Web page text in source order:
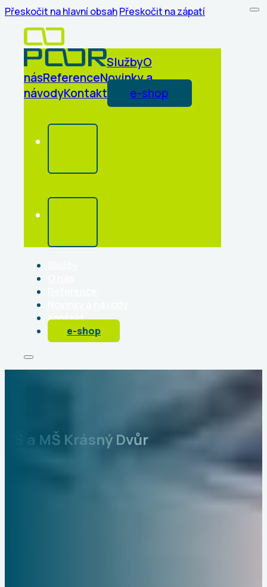
Přeskočit na hlavní obsahPřeskočit na zápatí
SlužbyO
násReferenceNovinky a
návodyKontakt e-shop
Kontakt
e-shop
ZŠ a MŠ Krásný Dvůr